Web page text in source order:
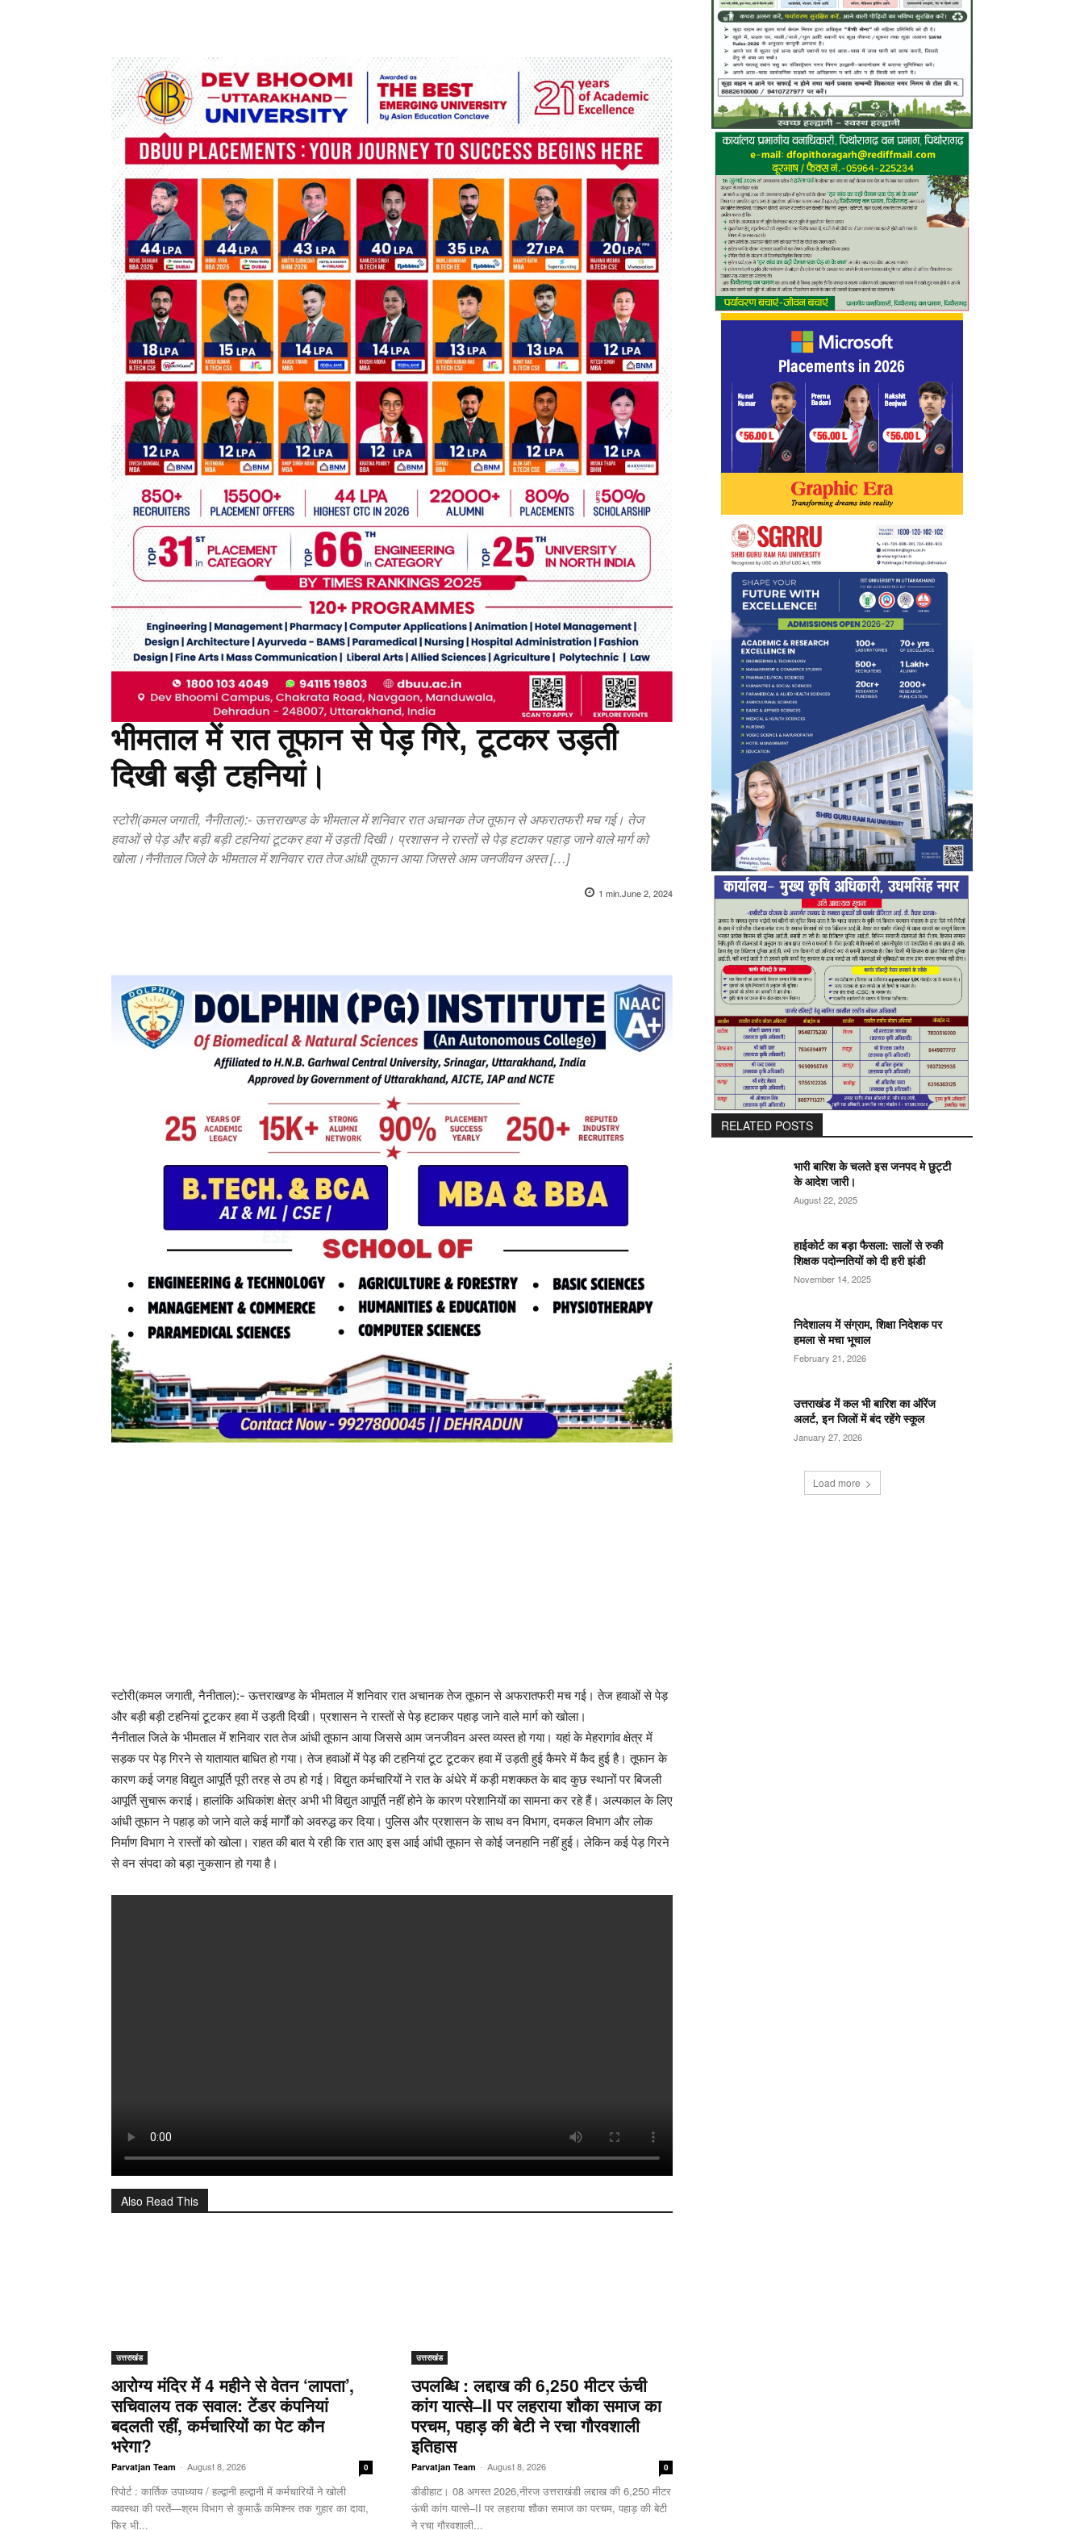
भीमताल में रात तूफान से पेड़ गिरे, टूटकर उड़ती
दिखी बड़ी टहनियां।
स्टोरी(कमल जगाती, नैनीताल):- ऊत्तराखण्ड के भीमताल में शनिवार रात अचानक तेज तूफान से अफरातफरी मच गई। तेज
हवाओं से पेड़ और बड़ी बड़ी टहनियां टूटकर हवा में उड़ती दिखी। प्रशासन ने रास्तों से पेड़ हटाकर पहाड़ जाने वाले मार्ग को
खोला।नैनीताल जिले के भीमताल में शनिवार रात तेज आंधी तूफान आया जिससे आम जनजीवन अस्त […]
1 min.June 2, 2024
स्टोरी(कमल जगाती, नैनीताल):- ऊत्तराखण्ड के भीमताल में शनिवार रात अचानक तेज तूफान से अफरातफरी मच गई। तेज हवाओं से पेड़
और बड़ी बड़ी टहनियां टूटकर हवा में उड़ती दिखी। प्रशासन ने रास्तों से पेड़ हटाकर पहाड़ जाने वाले मार्ग को खोला।
नैनीताल जिले के भीमताल में शनिवार रात तेज आंधी तूफान आया जिससे आम जनजीवन अस्त व्यस्त हो गया। यहां के मेहरागांव क्षेत्र में
सड़क पर पेड़ गिरने से यातायात बाधित हो गया। तेज हवाओं में पेड़ की टहनियां टूट टूटकर हवा में उड़ती हुई कैमरे में कैद हुई है। तूफान के
कारण कई जगह विद्युत आपूर्ति पूरी तरह से ठप हो गई। विद्युत कर्मचारियों ने रात के अंधेरे में कड़ी मशक्कत के बाद कुछ स्थानों पर बिजली
आपूर्ति सुचारू कराई। हालांकि अधिकांश क्षेत्र अभी भी विद्युत आपूर्ति नहीं होने के कारण परेशानियों का सामना कर रहे हैं। अल्पकाल के लिए
आंधी तूफान ने पहाड़ को जाने वाले कई मार्गों को अवरुद्ध कर दिया। पुलिस और प्रशासन के साथ वन विभाग, दमकल विभाग और लोक
निर्माण विभाग ने रास्तों को खोला। राहत की बात ये रही कि रात आए इस आई आंधी तूफान से कोई जनहानि नहीं हुई। लेकिन कई पेड़ गिरने
से वन संपदा को बड़ा नुकसान हो गया है।
Also Read This
उत्तराखंड
आरोग्य मंदिर में 4 महीने से वेतन ‘लापता’,
सचिवालय तक सवाल: टेंडर कंपनियां
बदलती रहीं, कर्मचारियों का पेट कौन
भरेगा?
Parvatjan Team - August 8, 2026 0
रिपोर्ट : कार्तिक उपाध्याय / हल्द्वानी हल्द्वानी में कर्मचारियों ने खोली
व्यवस्था की परतें—श्रम विभाग से कुमाऊँ कमिश्नर तक गुहार का दावा,
फिर भी...
उत्तराखंड
उपलब्धि : लद्दाख की 6,250 मीटर ऊंची
कांग यात्से–II पर लहराया शौका समाज का
परचम, पहाड़ की बेटी ने रचा गौरवशाली
इतिहास
Parvatjan Team - August 8, 2026 0
डीडीहाट। 08 अगस्त 2026,नीरज उत्तराखंडी लद्दाख की 6,250 मीटर
ऊंची कांग यात्से–II पर लहराया शौका समाज का परचम, पहाड़ की बेटी
ने रचा गौरवशाली...
RELATED POSTS
भारी बारिश के चलते इस जनपद मे छुट्टी
के आदेश जारी।
August 22, 2025
हाईकोर्ट का बड़ा फैसला: सालों से रुकी
शिक्षक पदोन्नतियों को दी हरी झंडी
November 14, 2025
निदेशालय में संग्राम, शिक्षा निदेशक पर
हमला से मचा भूचाल
February 21, 2026
उत्तराखंड में कल भी बारिश का ऑरेंज
अलर्ट, इन जिलों में बंद रहेंगे स्कूल
January 27, 2026
Load more